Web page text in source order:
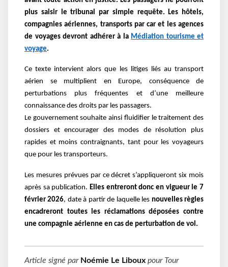
plus saisir le tribunal par simple requête. Les hôtels,
compagnies aériennes, transports par car et les agences
de voyages devront adhérer à la Médiation tourisme et
voyage.
Ce texte intervient alors que les litiges liés au transport
aérien se multiplient en Europe, conséquence de
perturbations plus fréquentes et d’une meilleure
connaissance des droits par les passagers.
Le gouvernement souhaite ainsi fluidifier le traitement des
dossiers et encourager des modes de résolution plus
rapides et moins contraignants, tant pour les voyageurs
que pour les transporteurs.
Les mesures prévues par ce décret s’appliqueront six mois
après sa publication. Elles entreront donc en vigueur le 7
février 2026, date à partir de laquelle les nouvelles règles
encadreront toutes les réclamations déposées contre
une compagnie aérienne en cas de perturbation de vol.
Article signé par Noémie Le Liboux pour Tour